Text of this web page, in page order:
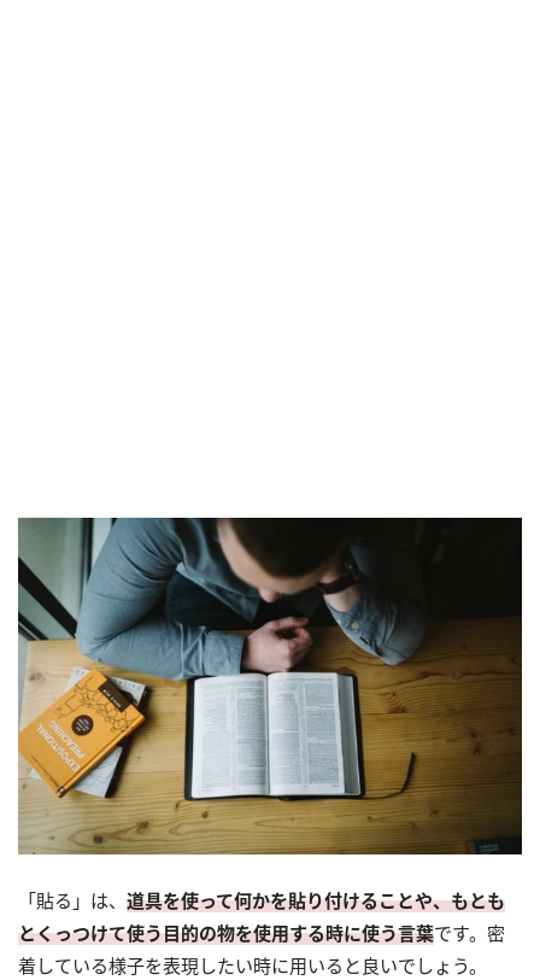
「貼る」は、 道具を使って何かを貼り付けることや、もとも
とくっつけて使う目的の物を使用する時に使う言葉です。密
着している様子を表現したい時に用いると良いでしょう。